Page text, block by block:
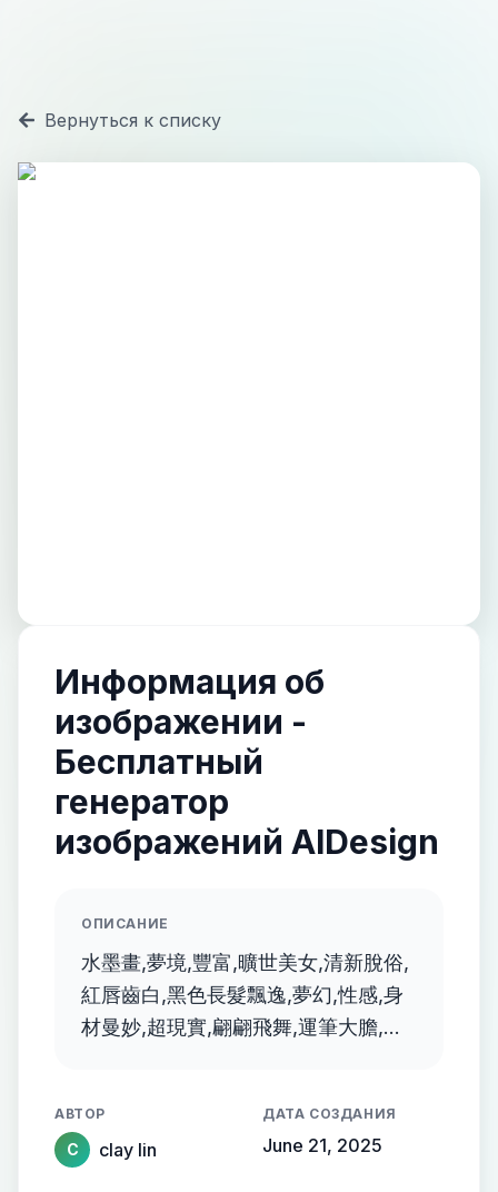
Вернуться к списку
Информация об
изображении -
Бесплатный
генератор
изображений AIDesign
ОПИСАНИЕ
水墨畫,夢境,豐富,曠世美女,清新脫俗,
紅唇齒白,黑色長髮飄逸,夢幻,性感,身
材曼妙,超現實,翩翩飛舞,運筆大膽,顏
АВТОР
C clay lin
ДАТА СОЗДАНИЯ
June 21, 2025